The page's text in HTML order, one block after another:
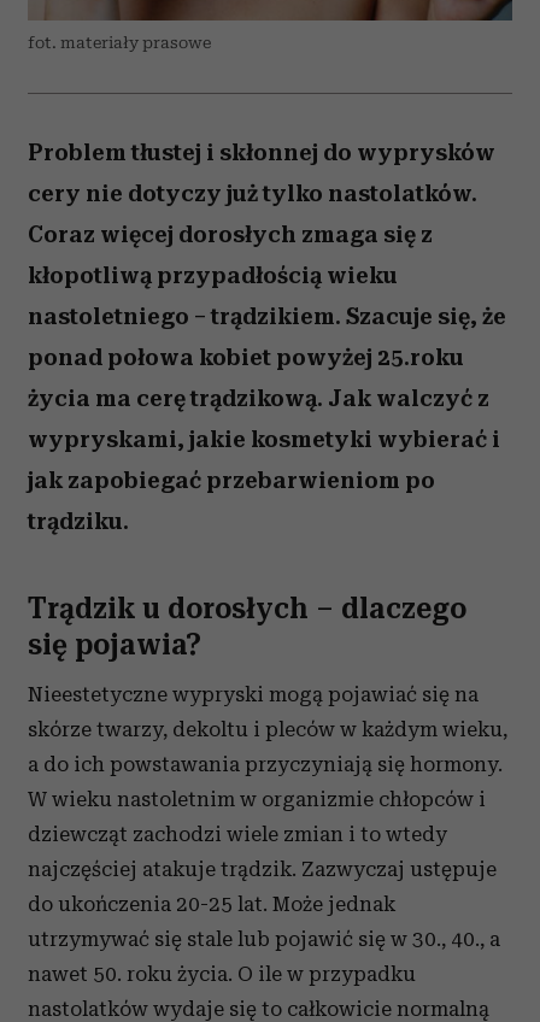
fot. materiały prasowe
Problem tłustej i skłonnej do wyprysków
cery nie dotyczy już tylko nastolatków.
Coraz więcej dorosłych zmaga się z
kłopotliwą przypadłością wieku
nastoletniego – trądzikiem. Szacuje się, że
ponad połowa kobiet powyżej 25.roku
życia ma cerę trądzikową. Jak walczyć z
wypryskami, jakie kosmetyki wybierać i
jak zapobiegać przebarwieniom po
trądziku.
Trądzik u dorosłych – dlaczego
się pojawia?
Nieestetyczne wypryski mogą pojawiać się na
skórze twarzy, dekoltu i pleców w każdym wieku,
a do ich powstawania przyczyniają się hormony.
W wieku nastoletnim w organizmie chłopców i
dziewcząt zachodzi wiele zmian i to wtedy
najczęściej atakuje trądzik. Zazwyczaj ustępuje
do ukończenia 20-25 lat. Może jednak
utrzymywać się stale lub pojawić się w 30., 40., a
nawet 50. roku życia. O ile w przypadku
nastolatków wydaje się to całkowicie normalną